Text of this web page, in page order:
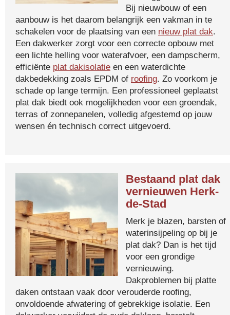
Bij nieuwbouw of een
aanbouw is het daarom belangrijk een vakman in te
schakelen voor de plaatsing van een nieuw plat dak.
Een dakwerker zorgt voor een correcte opbouw met
een lichte helling voor waterafvoer, een dampscherm,
efficiënte plat dakisolatie en een waterdichte
dakbedekking zoals EPDM of roofing. Zo voorkom je
schade op lange termijn. Een professioneel geplaatst
plat dak biedt ook mogelijkheden voor een groendak,
terras of zonnepanelen, volledig afgestemd op jouw
wensen én technisch correct uitgevoerd.
Bestaand plat dak
vernieuwen Herk-
de-Stad
Merk je blazen, barsten of
waterinsijpeling op bij je
plat dak? Dan is het tijd
voor een grondige
vernieuwing.
Dakproblemen bij platte
daken ontstaan vaak door verouderde roofing,
onvoldoende afwatering of gebrekkige isolatie. Een